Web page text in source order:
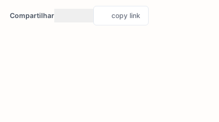
Compartilhar copy link